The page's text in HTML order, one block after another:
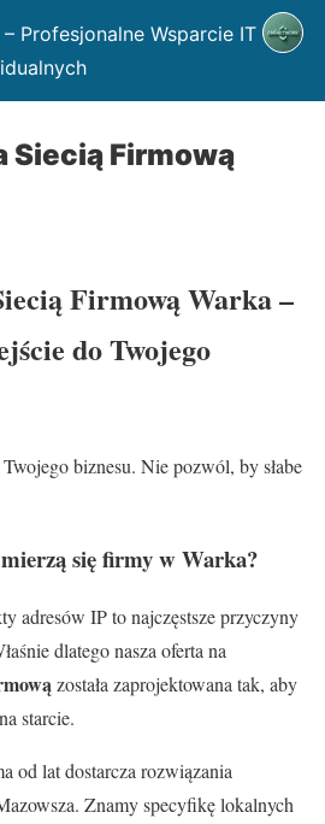
Profesjonalne Wsparcie IT dla
Firmową
Firmową Warka –
do Twojego
biznesu. Nie pozwól, by słabe
się firmy w Warka?
adresów IP to najczęstsze przyczyny
dlatego nasza oferta na
została zaprojektowana tak, aby
starcie.
od lat dostarcza rozwiązania
Znamy specyfikę lokalnych